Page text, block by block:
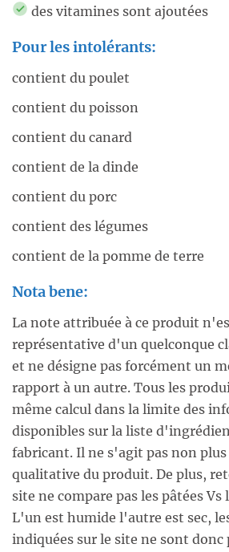
des vitamines sont ajoutées
Pour les intolérants:
contient du poulet
contient du poisson
contient du canard
contient de la dinde
contient du porc
contient des légumes
contient de la pomme de terre
Nota bene:
La note attribuée à ce produit
représentative d'un quelconque
et ne désigne pas forcément un
rapport à un autre. Tous les
même calcul dans la limite des
disponibles sur la liste
fabricant. Il ne s'agit pas non
qualitative du produit. De plus,
site ne compare pas les pâtées Vs
L'un est humide l'autre est sec,
indiquées sur le site ne sont donc